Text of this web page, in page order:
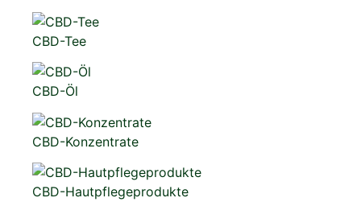
CBD-Tee
CBD-Öl
CBD-Konzentrate
CBD-Hautpflegeprodukte